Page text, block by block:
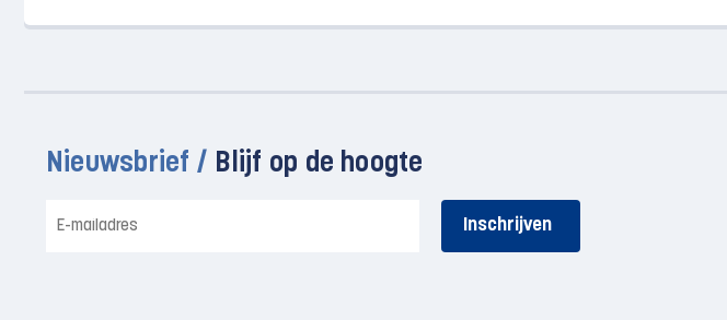
Nieuwsbrief / Blijf op de hoogte
mailadres